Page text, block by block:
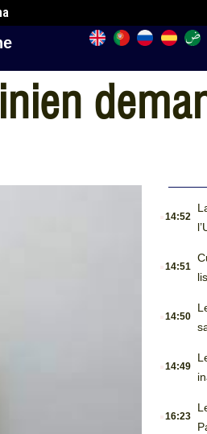
14:52
14:51
14:50
14:49
16:23